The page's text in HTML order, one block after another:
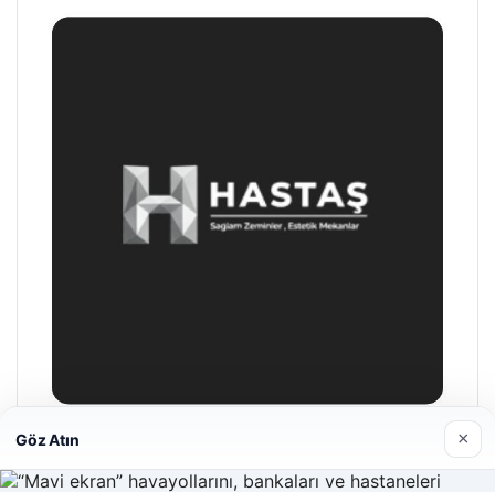
Hastaş Beton
26/05/2026
Göz Atın ×